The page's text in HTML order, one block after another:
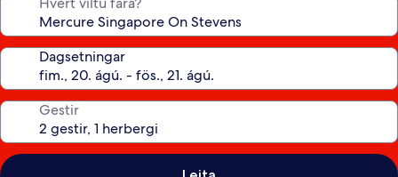
Dagsetningar
Gestir